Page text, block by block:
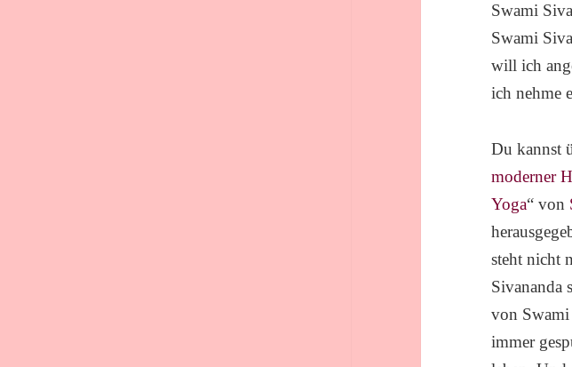
Swami
Swami
will ich
ich nehme
Du kannst
moderner
Yoga“ von
steht nicht
Sivananda
von Swami
immer